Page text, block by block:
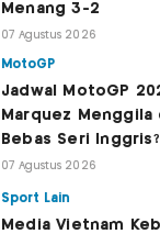
Menang 3-2
07 Agustus 2026
MotoGP
Jadwal MotoGP
Marquez Menggila
Bebas Seri Inggris?
07 Agustus 2026
Sport Lain
Media Vietnam